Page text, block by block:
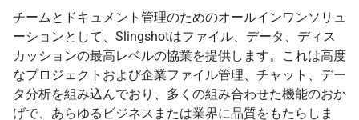
チームとドキュメント管理のためのオールインワンソリュ
ーションとして、Slingshotはファイル、データ、ディス
カッションの最高レベルの協業を提供します。これは高度
なプロジェクトおよび企業ファイル管理、チャット、デー
タ分析を組み込んでおり、多くの組み合わせた機能のおか
げで、あらゆるビジネスまたは業界に品質をもたらしま